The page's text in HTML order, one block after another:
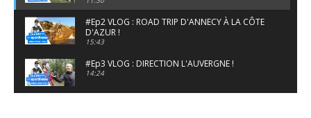
#Ep2 VLOG : ROAD TRIP D'ANNECY À LA CÔTE
D'AZUR !
15:43
#Ep3 VLOG : DIRECTION L'AUVERGNE !
14:24